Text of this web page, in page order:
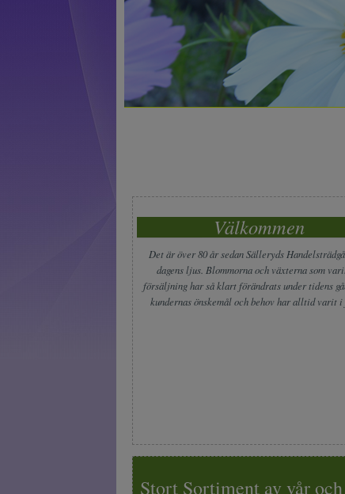
Välkommen
Det är över 80 år sedan Sälleryds
dagens ljus. Blommorna och växterna som
försäljning har så klart förändrats under tidens
kundernas önskemål och behov har alltid varit i
Stort Sortiment av vår